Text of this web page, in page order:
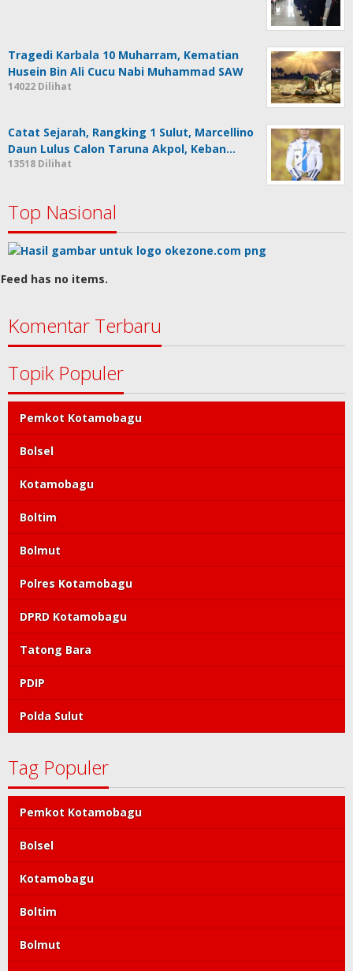
Tragedi Karbala 10 Muharram, Kematian
Husein Bin Ali Cucu Nabi Muhammad SAW
14022 Dilihat
Catat Sejarah, Rangking 1 Sulut, Marcellino
Daun Lulus Calon Taruna Akpol, Keban…
13518 Dilihat
Top Nasional
Feed has no items.
Komentar Terbaru
Topik Populer
Pemkot Kotamobagu
Bolsel
Kotamobagu
Boltim
Bolmut
Polres Kotamobagu
DPRD Kotamobagu
Tatong Bara
PDIP
Polda Sulut
Tag Populer
Pemkot Kotamobagu
Bolsel
Kotamobagu
Boltim
Bolmut